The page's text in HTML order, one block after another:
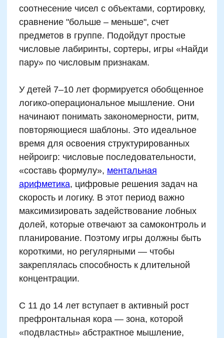
влияние числовых и логических игр на
самых цитируемых исследований (Luciana &
Nelson, University of Minnesota, 2016)
занимавшихся нейроиграми с числами в
течение 8 недель, значительно
зоны, отвечающей за планирование,
рабочую память и саморегуляцию. Прогресс
завершения тренировок.
Похожие данные опубликовали специалисты
из Университета в Цюрихе в 2022 году: дети
6–9 лет, игравшие в адаптивные числовые
головоломки по 10 минут в день,
результат в тестах Векслера на логическое
мышление и на 22% выше устойчивость
внимания по сравнению с контрольной
группой. Особенно важно: улучшение шло не
только по “мозговым” параметрам, но и по
эмоционально-поведенческим: уменьшение
выносливости к умственным нагрузкам.
Дополнительно подтверждение приносит
анализ публикаций в базе Medline и
преподносятся через загадки, игры и «умные
только когнитивную активацию, но и
повышение дофамина (гормона